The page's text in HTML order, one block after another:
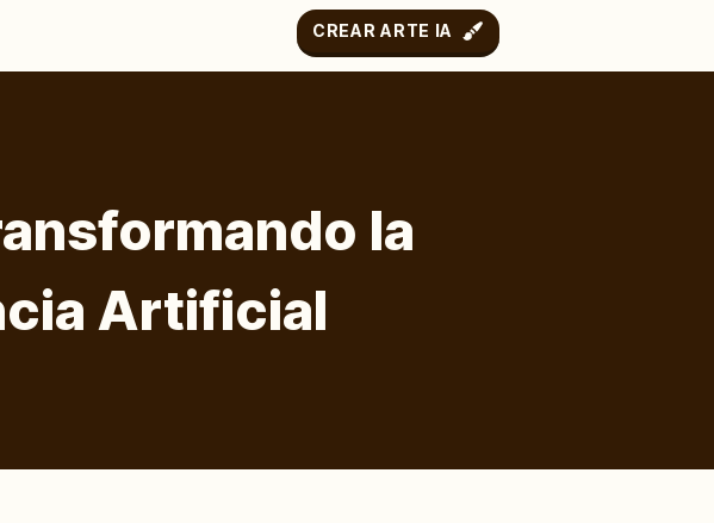
CREAR ARTE IA
la
Artificial